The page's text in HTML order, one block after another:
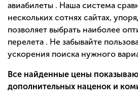
авиабилеты . Наша система
нескольких сотнях сайтах,
позволяет выбрать наиболее
перелета . Не забывайте
ускорения поиска нужного
Все найденные цены
дополнительных наценок и